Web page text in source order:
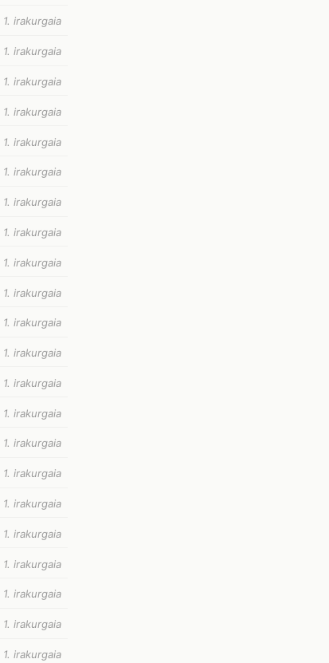
1. irakurgaia
1. irakurgaia
1. irakurgaia
1. irakurgaia
1. irakurgaia
1. irakurgaia
1. irakurgaia
1. irakurgaia
1. irakurgaia
1. irakurgaia
1. irakurgaia
1. irakurgaia
1. irakurgaia
1. irakurgaia
1. irakurgaia
1. irakurgaia
1. irakurgaia
1. irakurgaia
1. irakurgaia
1. irakurgaia
1. irakurgaia
1. irakurgaia